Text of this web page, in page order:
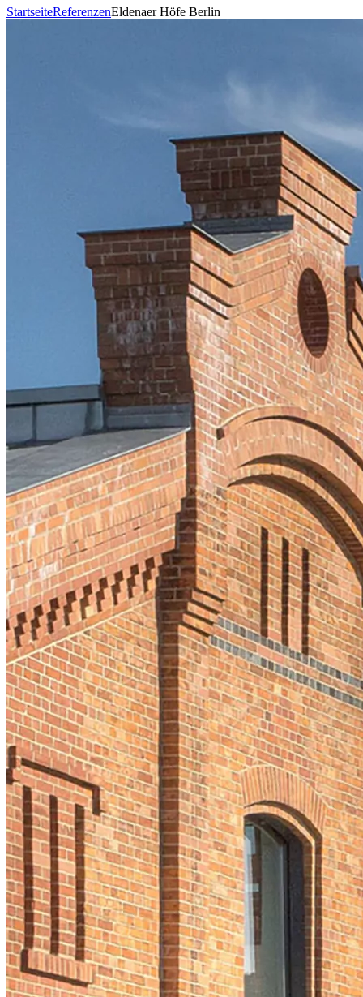
StartseiteReferenzenEldenaer Höfe Berlin